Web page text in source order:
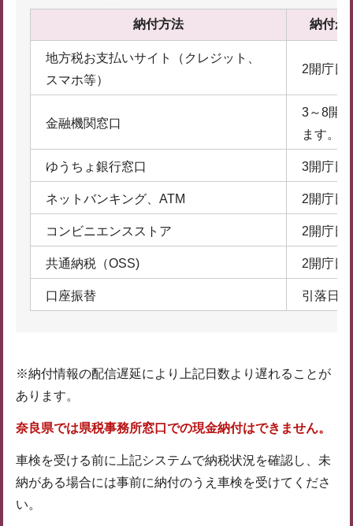
納付方法 納付か
地方税お支払いサイト（クレジット、
スマホ等）
2開庁日
金融機関窓口
3～8開
ます。）
ゆうちょ銀行窓口 3開庁日
ネットバンキング、ATM 2開庁日
コンビニエンスストア 2開庁日
共通納税（OSS) 2開庁日
口座振替 引落日
※納付情報の配信遅延により上記日数より遅れることが
あります。
奈良県では県税事務所窓口での現金納付はできません。
車検を受ける前に上記システムで納税状況を確認し、未
納がある場合には事前に納付のうえ車検を受けてくださ
い。